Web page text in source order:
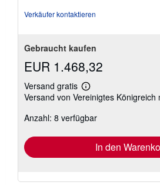
Verkäufer kontaktieren
Gebraucht kaufen
EUR 1.468,32
Versand gratis
Weitere
Informationen
Versandkosten
Versand von Vereinigtes Königreich
Anzahl: 8 verfügbar
In den